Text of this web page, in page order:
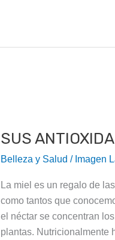
SUS
Belleza y Salud / Imagen
La miel es un regalo de
como tantos que
el néctar se concentran
plantas. Nutricionalmente
BAJAN
LA
ARTERIAL